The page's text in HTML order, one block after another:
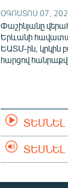
ՕԳՈՍՏՈՍ 07,
Փաշինյանը
Երևանի
ԵԱՏՄ-ին, կրկին
հարցով
ՏԵՍՆԵԼ
ՏԵՍՆԵԼ